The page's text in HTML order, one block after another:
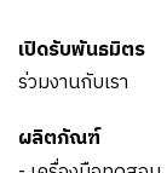
เปิดรับพันธมิตร
ร่วมงานกับเรา
ผลิตภัณฑ์